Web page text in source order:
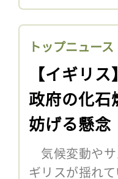
トップニュース
【イギリ
政府の化石
妨げる懸念
気候変動やサ
ギリスが揺れ